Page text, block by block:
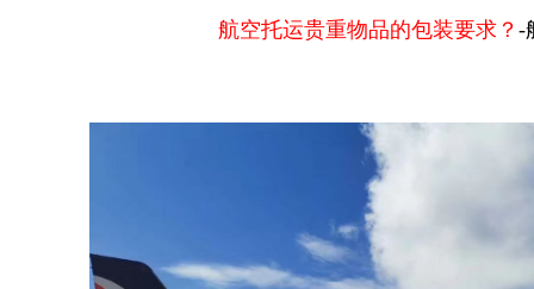
航空托运贵重物品的包装要求？ -